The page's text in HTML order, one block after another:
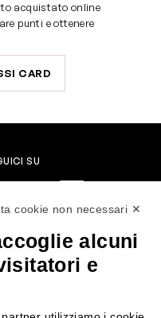
acquistato online
punti e ottenere
CARD
SU
cookie non necessari ✕
alcuni
e